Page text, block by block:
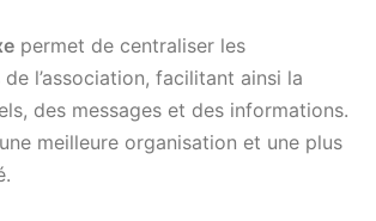
permet de centraliser les
l’association, facilitant ainsi la
des messages et des informations.
meilleure organisation et une plus